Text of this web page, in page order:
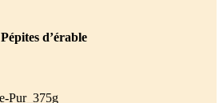
Pépites d’érable